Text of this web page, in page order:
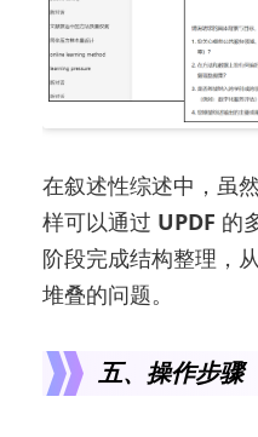
在叙述性综述中，虽
样可以通过 UPDF 的
阶段完成结构整理，
堆叠的问题。
五、操作步骤